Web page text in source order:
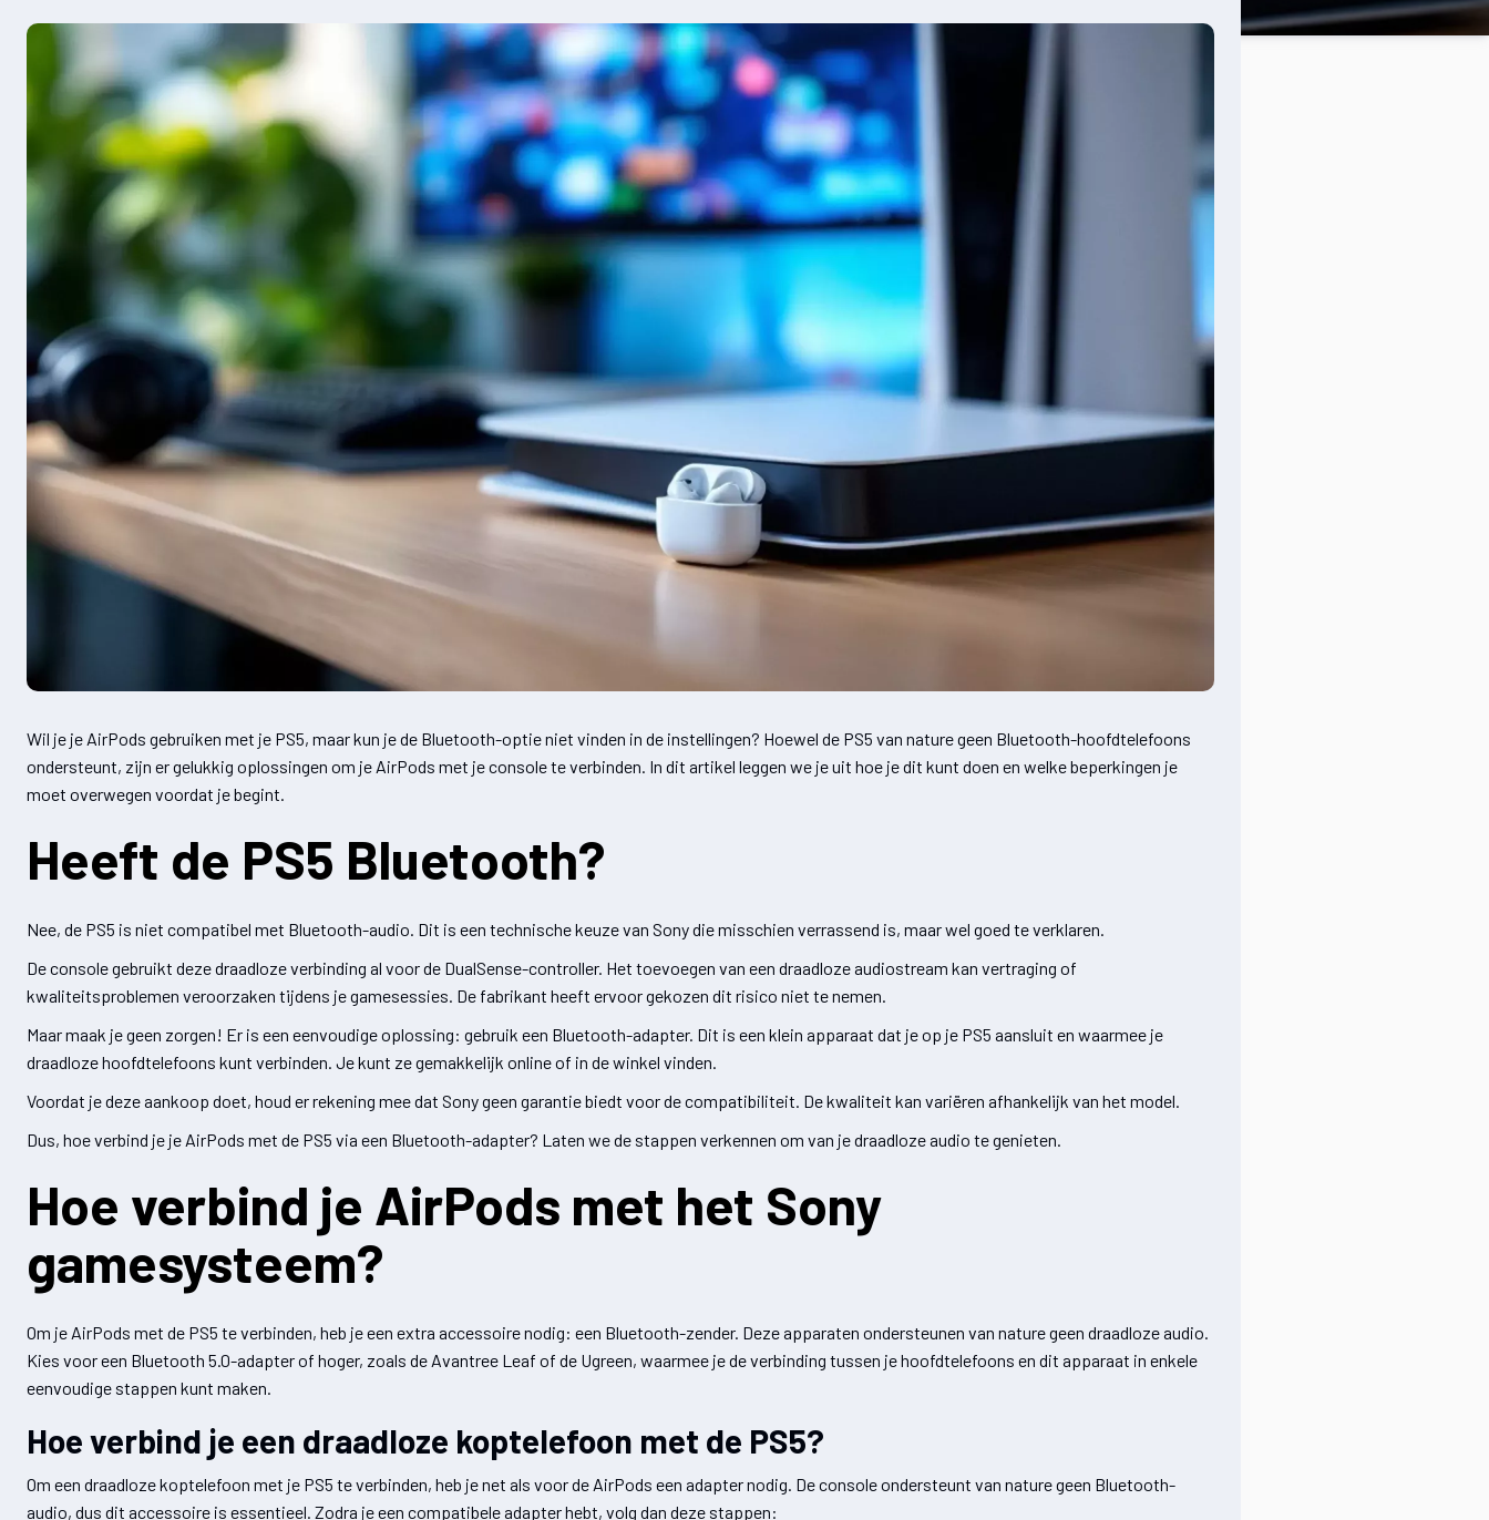
Wil je je AirPods gebruiken met je PS5, maar kun je de Bluetooth-optie niet vinden in de instellingen? Hoewel de PS5 van nature geen Bluetooth-hoofdtelefoons
ondersteunt, zijn er gelukkig oplossingen om je AirPods met je console te verbinden. In dit artikel leggen we je uit hoe je dit kunt doen en welke beperkingen je
moet overwegen voordat je begint.
Heeft de PS5 Bluetooth?
Nee, de PS5 is niet compatibel met Bluetooth-audio. Dit is een technische keuze van Sony die misschien verrassend is, maar wel goed te verklaren.
De console gebruikt deze draadloze verbinding al voor de DualSense-controller. Het toevoegen van een draadloze audiostream kan vertraging of
kwaliteitsproblemen veroorzaken tijdens je gamesessies. De fabrikant heeft ervoor gekozen dit risico niet te nemen.
Maar maak je geen zorgen! Er is een eenvoudige oplossing: gebruik een Bluetooth-adapter. Dit is een klein apparaat dat je op je PS5 aansluit en waarmee je
draadloze hoofdtelefoons kunt verbinden. Je kunt ze gemakkelijk online of in de winkel vinden.
Voordat je deze aankoop doet, houd er rekening mee dat Sony geen garantie biedt voor de compatibiliteit. De kwaliteit kan variëren afhankelijk van het model.
Dus, hoe verbind je je AirPods met de PS5 via een Bluetooth-adapter? Laten we de stappen verkennen om van je draadloze audio te genieten.
Hoe verbind je AirPods met het Sony
gamesysteem?
Om je AirPods met de PS5 te verbinden, heb je een extra accessoire nodig: een Bluetooth-zender. Deze apparaten ondersteunen van nature geen draadloze audio.
Kies voor een Bluetooth 5.0-adapter of hoger, zoals de Avantree Leaf of de Ugreen, waarmee je de verbinding tussen je hoofdtelefoons en dit apparaat in enkele
eenvoudige stappen kunt maken.
Hoe verbind je een draadloze koptelefoon met de PS5?
Om een draadloze koptelefoon met je PS5 te verbinden, heb je net als voor de AirPods een adapter nodig. De console ondersteunt van nature geen Bluetooth-
audio, dus dit accessoire is essentieel. Zodra je een compatibele adapter hebt, volg dan deze stappen: